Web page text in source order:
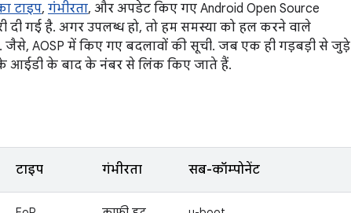
टाइप, गंभीरता, और अपडेट किए गए Android Open Source
दी गई है. अगर उपलब्ध हो, तो हम समस्या को हल करने वाले
AOSP में किए गए बदलावों की सूची. जब एक ही गड़बड़ी से जुड़े
आईडी के बाद के नंबर से लिंक किए जाते हैं.
टाइप गंभीरता सब-कॉम्पोनेंट